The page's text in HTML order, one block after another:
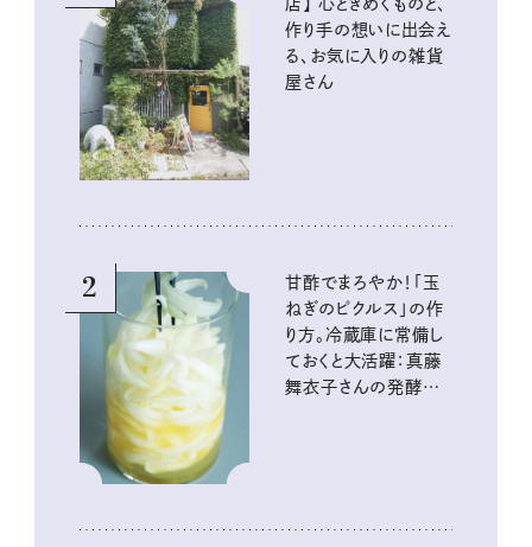
店】 心ときめくものと、
作り手の想いに出会え
る、お気に入りの雑貨
屋さん
2
甘酢でまろやか！「玉
ねぎのピクルス」の作
り方。冷蔵庫に常備し
ておくと大活躍：真藤
舞衣子さんの発酵と